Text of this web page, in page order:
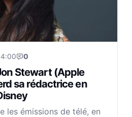
0
Stewart (Apple
sa rédactrice en
les émissions de télé, en